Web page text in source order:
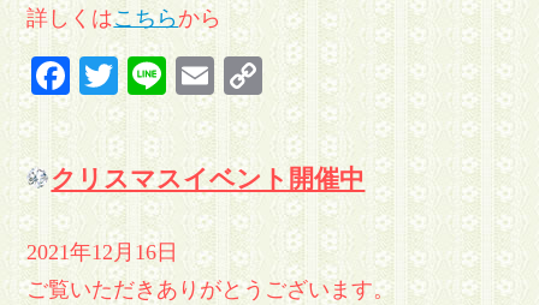
詳しくはこちらから
Facebook
Twitter
LineEmailCopy
Link
クリスマスイベント開催中
2021年12月16日
ご覧いただきありがとうございます。